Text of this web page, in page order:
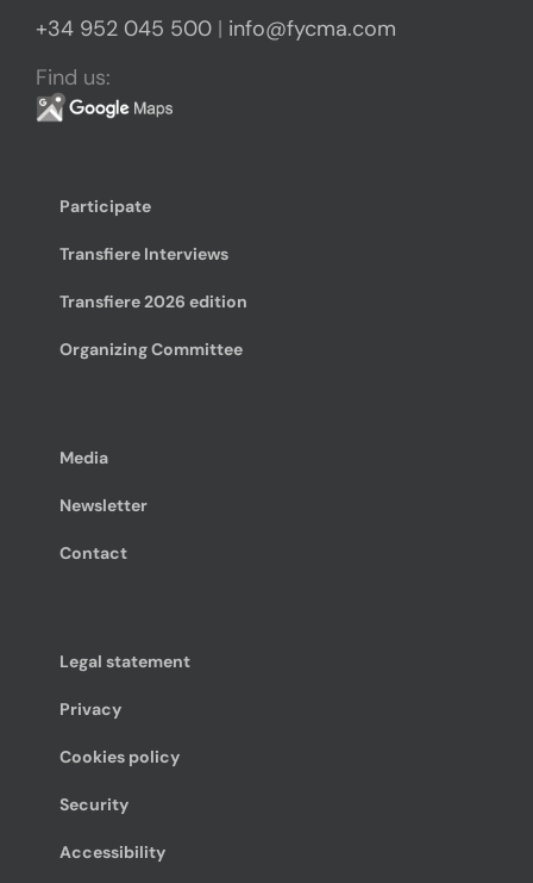
+34 952 045 500 | info@fycma.com
Find us:
Participate
Transfiere Interviews
Transfiere 2026 edition
Organizing Committee
Media
Newsletter
Contact
Legal statement
Privacy
Cookies policy
Security
Accessibility